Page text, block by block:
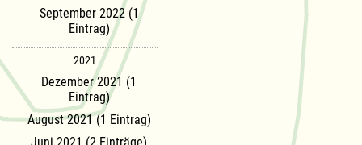
September 2022 (1
Eintrag)
2021
Dezember 2021 (1
Eintrag)
August 2021 (1 Eintrag)